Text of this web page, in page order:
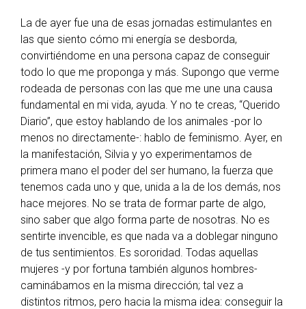
La de ayer fue una de esas jornadas estimulantes en
las que siento cómo mi energía se desborda,
convirtiéndome en una persona capaz de conseguir
todo lo que me proponga y más. Supongo que verme
rodeada de personas con las que me une una causa
fundamental en mi vida, ayuda. Y no te creas, “Querido
Diario”, que estoy hablando de los animales -por lo
menos no directamente-: hablo de feminismo. Ayer, en
la manifestación, Silvia y yo experimentamos de
primera mano el poder del ser humano, la fuerza que
tenemos cada uno y que, unida a la de los demás, nos
hace mejores. No se trata de formar parte de algo,
sino saber que algo forma parte de nosotras. No es
sentirte invencible, es que nada va a doblegar ninguno
de tus sentimientos. Es sororidad. Todas aquellas
mujeres -y por fortuna también algunos hombres-
caminábamos en la misma dirección; tal vez a
distintos ritmos, pero hacia la misma idea: conseguir la